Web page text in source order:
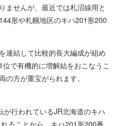
ませんが、最近では札沼線用と
形や札幌地区のキハ201形200
連結して比較的長大編成が組め
で有機的に増解結をおこなうこ
の方が重宝がられます。
が行われているJR北海道のキハ
ることから、キハ201形200番